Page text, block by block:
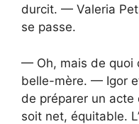
durcit. — Valeria
se passe.
— Oh, mais de quoi
belle-mère. — Igor
de préparer un
soit net, équitable.